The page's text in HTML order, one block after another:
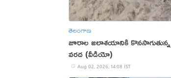
తెలంగాణ
జూరాల జలాశయానికి కొనసాగుతున్న
వరద (వీడియో)
Aug 02, 2026, 14:08 IST